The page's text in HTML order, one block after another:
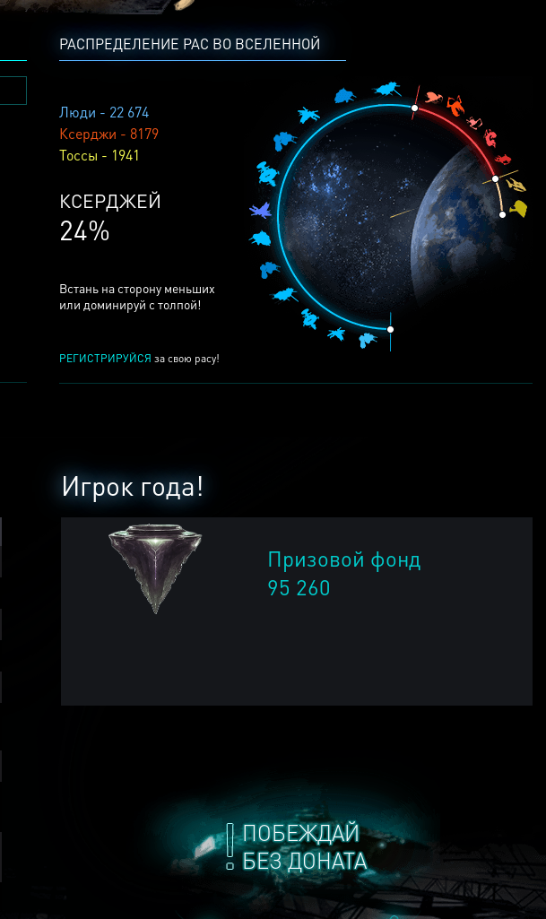
РАСПРЕДЕЛЕНИЕ РАС ВО ВСЕЛЕННОЙ
Люди - 22 674
Ксерджи - 8179
Тоссы - 1941
ТОССОВ
5%
Встань на сторону меньших
или доминируй с толпой!
РЕГИСТРИРУЙСЯ за свою расу!
ПОБЕЖДАЙ
БЕЗ ДОНАТА
Игрок года!
Призовой фонд
95 260